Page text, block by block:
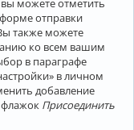
отправки
также можете
ко всем вашим
в параграфе
в личном
добавление
Присоединить